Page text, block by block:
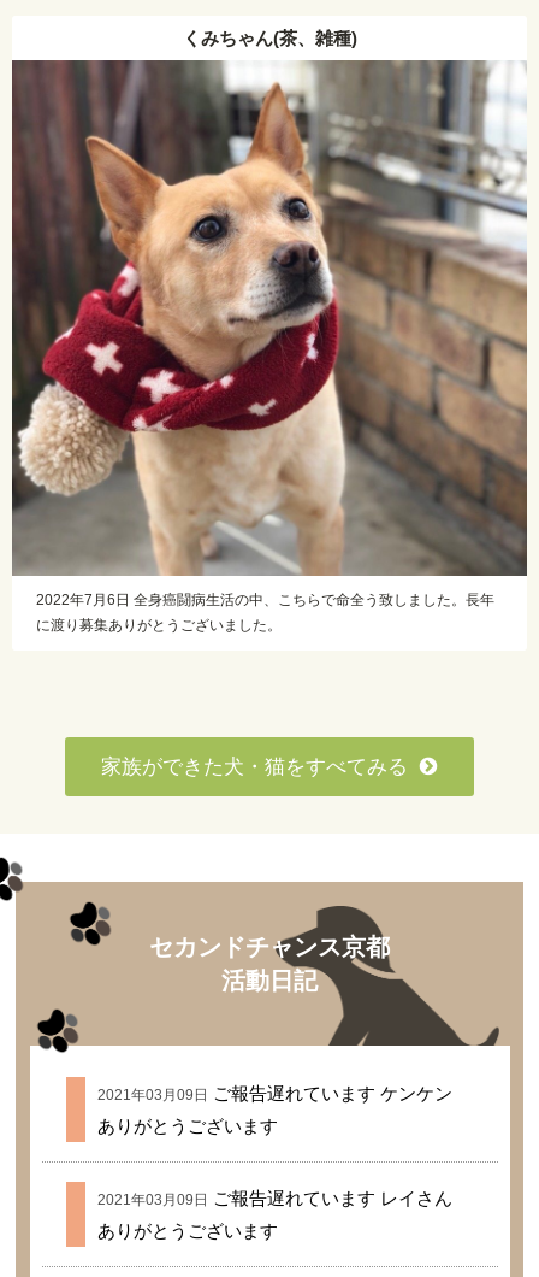
くみちゃん(茶、雑種)
2022年7月6日 全身癌闘病生活の中、こちらで命全う致しました。長年
に渡り募集ありがとうございました。
家族ができた犬・猫をすべてみる
セカンドチャンス京都
活動日記
2021年03月09日 ご報告遅れています ケンケン
ありがとうございます
2021年03月09日 ご報告遅れています レイさん
ありがとうございます